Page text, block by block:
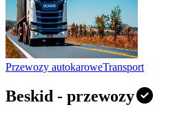
Przewozy autokaroweTransport
Beskid - przewozy